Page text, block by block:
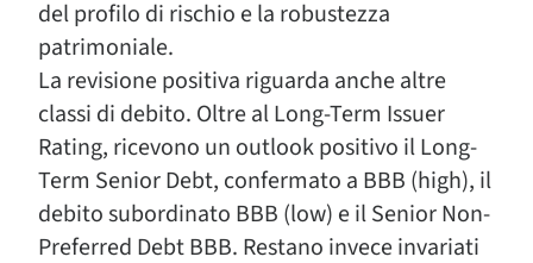
del profilo di rischio e la robustezza
patrimoniale.
La revisione positiva riguarda anche altre
classi di debito. Oltre al Long-Term Issuer
Rating, ricevono un outlook positivo il Long-
Term Senior Debt, confermato a BBB (high), il
debito subordinato BBB (low) e il Senior Non-
Preferred Debt BBB. Restano invece invariati